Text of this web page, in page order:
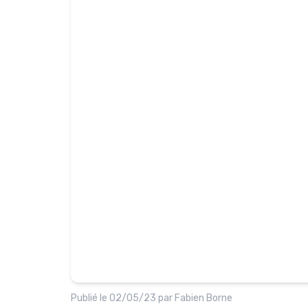
Publié le 02/05/23 par Fabien Borne